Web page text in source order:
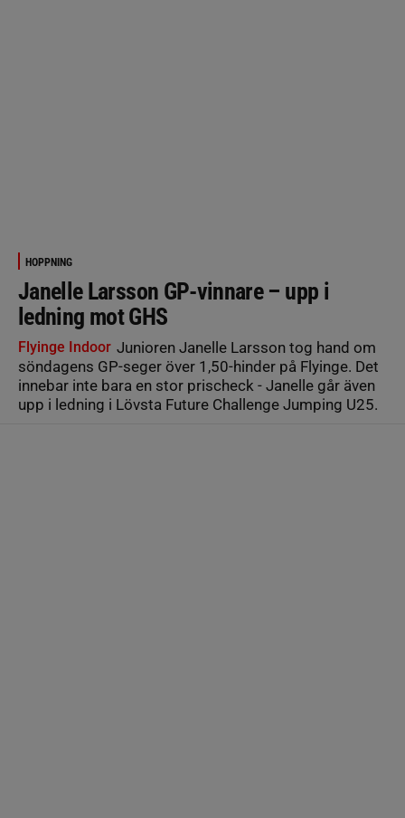
HOPPNING
Janelle Larsson GP-vinnare – upp i
ledning mot GHS
Flyinge Indoor Junioren Janelle Larsson tog hand om
söndagens GP-seger över 1,50-hinder på Flyinge. Det
innebar inte bara en stor prischeck - Janelle går även
upp i ledning i Lövsta Future Challenge Jumping U25.